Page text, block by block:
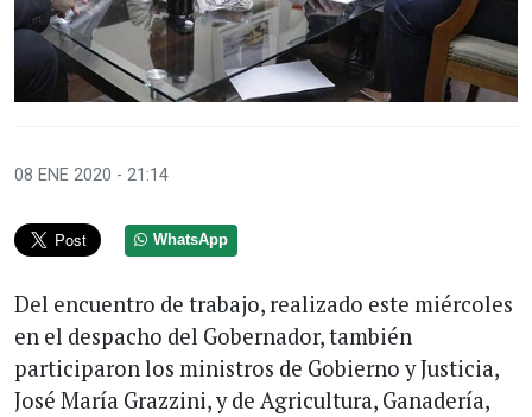
08 ENE 2020 - 21:14
WhatsApp
Del encuentro de trabajo, realizado este miércoles
en el despacho del Gobernador, también
participaron los ministros de Gobierno y Justicia,
José María Grazzini, y de Agricultura, Ganadería,